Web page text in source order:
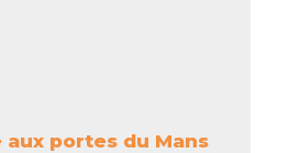
portes du Mans